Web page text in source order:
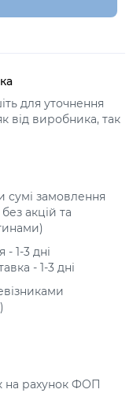
для уточнення
від виробника, так
сумі замовлення
акцій та
1-3 дні
- 1-3 дні
на рахунок ФОП